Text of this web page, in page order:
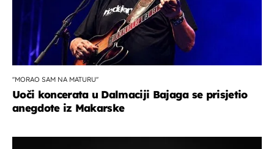
''MORAO SAM NA MATURU''
Uoči koncerata u Dalmaciji Bajaga se prisjetio
anegdote iz Makarske